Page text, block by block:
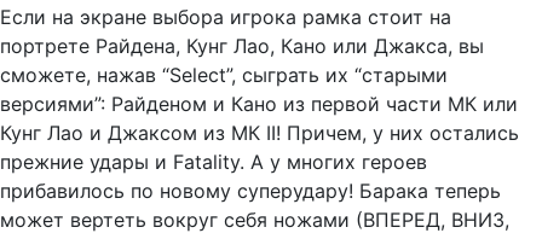
Если на экране выбора игрока рамка стоит на
портрете Райдена, Кунг Лао, Кано или Джакса, вы
сможете, нажав “Select”, сыграть их “старыми
версиями”: Райденом и Кано из первой части МК или
Кунг Лао и Джаксом из МК II! Причем, у них остались
прежние удары и Fatality. А у многих героев
прибавилось по новому суперудару! Барака теперь
может вертеть вокруг себя ножами (ВПЕРЕД, ВНИЗ,